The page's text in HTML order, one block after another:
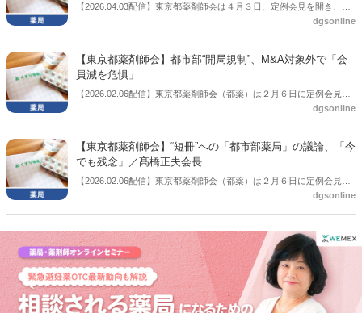
【2026.04.03配信】東京都薬剤師会は４月３日、定例会見を開き、学
校薬剤師向けに薬物乱用防止講習会用資材を作成したことを報告し
dgsonline
【東京都薬剤師会】都市部“開局規制”、M&A対象外で「会
員減を危惧」
【2026.02.06配信】東京都薬剤師会（都薬）は２月６日に定例会見を
開き、この中で髙橋正夫会長は、次期調剤報酬改定の個別項目、いわ
会員減少になりかねないとの危惧を示した。
dgsonline
【東京都薬剤師会】“短冊”への「都市部薬局」の議論、「今
でも残念」／髙橋正夫会長
【2026.02.06配信】東京都薬剤師会（都薬）は２月６日に定例会見を
開き、この中で髙橋正夫会長は、次期調剤報酬改定の個別項目、いわ
した。
dgsonline